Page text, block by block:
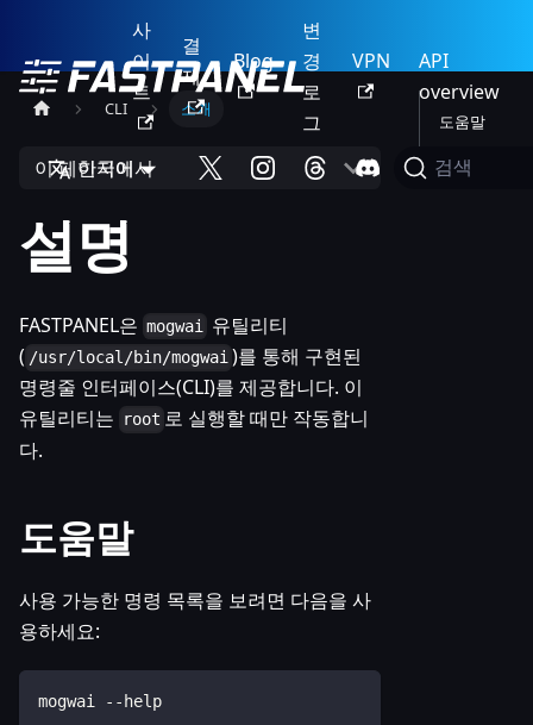
사
이
트
결
제
Blog
변
경
로
그
VPN
API
overview
한국어 검색
CLI 소개
이 페이지에서
설명
FASTPANEL은 mogwai 유틸리티
( /usr/local/bin/mogwai )를 통해 구현된
명령줄 인터페이스(CLI)를 제공합니다. 이
유틸리티는
root 로 실행할 때만 작동합니
다.
도움말
사용 가능한 명령 목록을 보려면 다음을 사
용하세요:
mogwai --help
도움말